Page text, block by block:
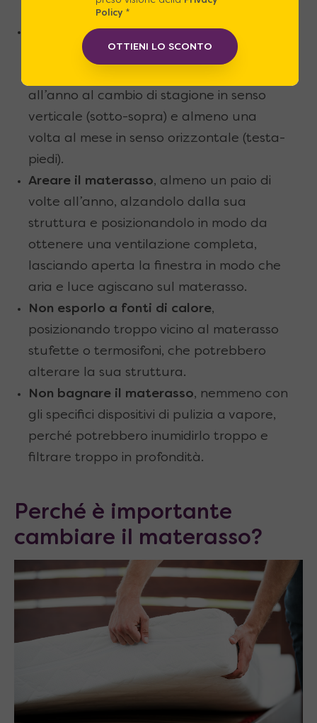
inevitabile perdita di sostegno.
Ruotare frequentemente il materasso
per evitare fenomeni di usura localizzata:
all’anno al cambio di stagione in senso
verticale (sotto-sopra) e almeno una
volta al mese in senso orizzontale (testa-
piedi).
Areare il materasso, almeno un paio di
volte all’anno, alzandolo dalla sua
struttura e posizionandolo in modo da
ottenere una ventilazione completa,
lasciando aperta la finestra in modo che
aria e luce agiscano sul materasso.
Non esporlo a fonti di calore,
posizionando troppo vicino al materasso
stufette o termosifoni, che potrebbero
alterare la sua struttura.
Non bagnare il materasso, nemmeno con
gli specifici dispositivi di pulizia a vapore,
perché potrebbero inumidirlo troppo e
filtrare troppo in profondità.
Perché è importante
cambiare il materasso?
Policy*
OTTIENI LO SCONTO